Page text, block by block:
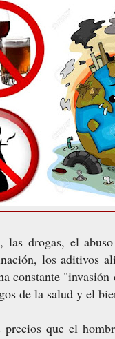
las drogas, el
los aditivos
constante
de la salud y el
que el